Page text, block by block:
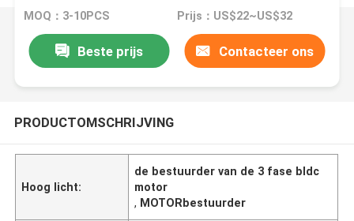
Prestaties
MOQ：3-10PCS Prijs：US$22~US$32
Beste prijs Contacteer ons
PRODUCTOMSCHRIJVING
Hoog licht:
de bestuurder van de 3 fase bldc
motor
, MOTORbestuurder